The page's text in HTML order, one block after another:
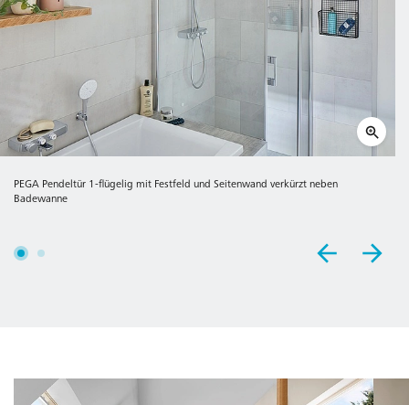
PEGA Pendeltür 1-flügelig mit Festfeld und Seitenwand verkürzt neben
Badewanne